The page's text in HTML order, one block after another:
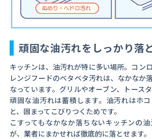
頑固な油汚れをしっかり落
キッチンは、油汚れが特に多い場所。コン
レンジフードのベタベタ汚れは、なかなか
なっています。グリルやオーブン、トース
頑固な油汚れは蓄積します。油汚れはホ
と、固まってこびりつくためです。
こすってもなかなか落ちないキッチンの
が、業者にまかせれば徹底的に落とせます。